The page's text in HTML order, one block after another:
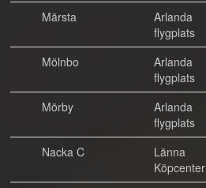
Märsta
Arlanda
flygplats
Mölnbo
Arlanda
flygplats
Mörby
Arlanda
flygplats
Nacka C
Länna
Köpcenter